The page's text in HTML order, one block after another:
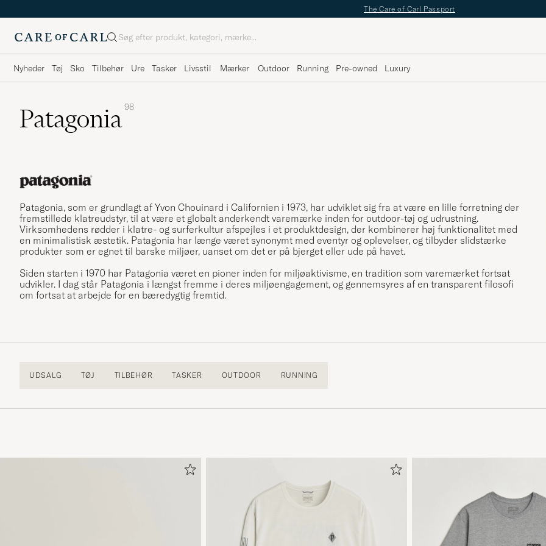
The Care of Carl Passport
Søg
Nyheder Tøj Sko Tilbehør Ure Tasker Livsstil Mærker Outdoor Running Pre-owned Luxury
Patagonia 98
Patagonia, som er grundlagt af Yvon Chouinard i Californien i 1973, har udviklet sig fra at være en lille forretning der
fremstillede klatreudstyr, til at være et globalt anderkendt varemærke inden for outdoor-tøj og udrustning.
Virksomhedens rødder i klatre- og surferkultur afspejles i et produktdesign, der kombinerer høj funktionalitet med
en minimalistisk æstetik. Patagonia har længe været synonymt med eventyr og oplevelser, og tilbyder slidstærke
produkter som er egnet til barske miljøer, uanset om det er på bjerget eller ude på havet.
Siden starten i 1970 har Patagonia været en pioner inden for miljøaktivisme, en tradition som varemærket fortsat
udvikler. I dag står Patagonia i længst fremme i deres miljøengagement, og gennemsyres af en transparent filosofi
om fortsat at arbejde for en bæredygtig fremtid.
UDSALG TØJ TILBEHØR TASKER OUTDOOR RUNNING